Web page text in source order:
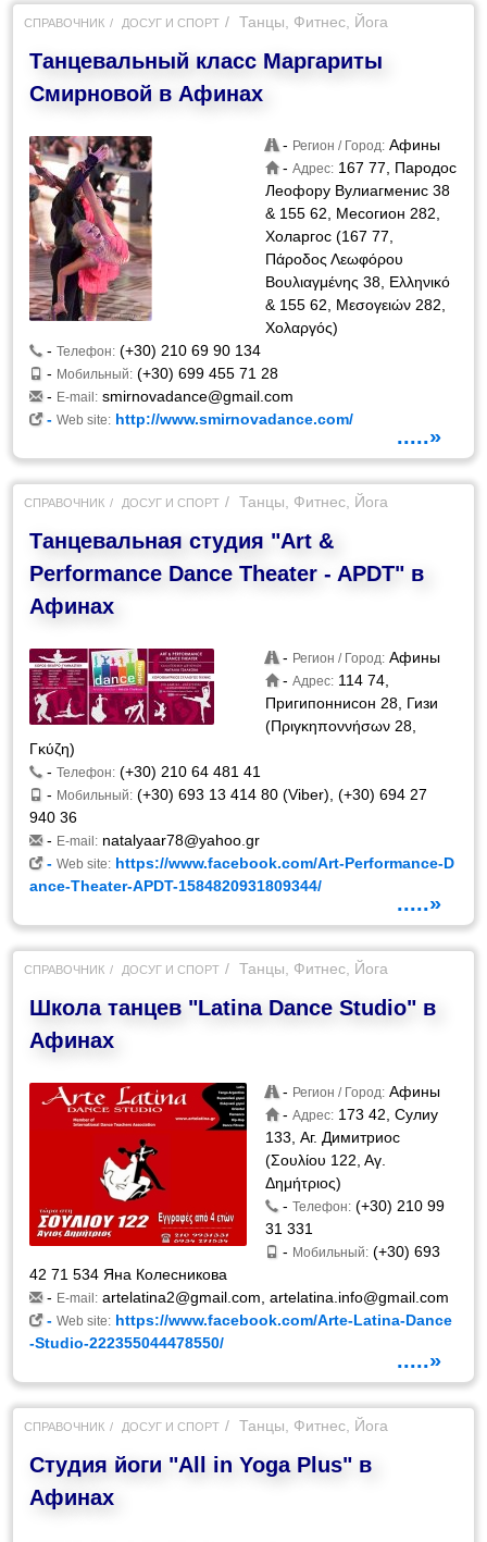
СПРАВОЧНИК ДОСУГ И СПОРТ Танцы, Фитнес, Йога
Танцевальный класс Маргариты
Смирновой в Афинах
- Регион / Город: Афины
-Адрес: 167 77, Пародос
Леофору Вулиагменис 38
& 155 62, Месогион 282,
Холаргос (167 77,
Πάροδος Λεωφόρου
Βουλιαγμένης 38, Ελληνικό
& 155 62, Μεσογειών 282,
Χολαργός)
-Телефон: (+30) 210 69 90 134
- Мобильный: (+30) 699 455 71 28
- E-mail: smirnovadance@gmail.com
-Web site: http://www.smirnovadance.com/
.....»
СПРАВОЧНИК ДОСУГ И СПОРТ Танцы, Фитнес, Йога
Танцевальная студия "Art &
Performance Dance Theater - APDT" в
Афинах
- Регион / Город: Афины
-Адрес: 114 74,
Пригипоннисон 28, Гизи
(Πριγκηποννήσων 28,
Γκύζη)
-Телефон: (+30) 210 64 481 41
- Мобильный: (+30) 693 13 414 80 (Viber), (+30) 694 27
940 36
- E-mail: natalyaar78@yahoo.gr
-Web site: https://www.facebook.com/Art-Performance-D
ance-Theater-APDT-1584820931809344/
.....»
СПРАВОЧНИК ДОСУГ И СПОРТ Танцы, Фитнес, Йога
Школа танцев "Latina Dance Studio" в
Афинах
- Регион / Город: Афины
-Адрес: 173 42, Сулиу
133, Аг. Димитриос
(Σουλίου 122, Αγ.
Δημήτριος)
-Телефон: (+30) 210 99
31 331
- Мобильный: (+30) 693
42 71 534 Яна Колесникова
- E-mail: artelatina2@gmail.com ,artelatina.info@gmail.com
-Web site: https://www.facebook.com/Arte-Latina-Dance
-Studio-222355044478550/
.....»
СПРАВОЧНИК ДОСУГ И СПОРТ Танцы, Фитнес, Йога
Студия йоги "All in Yoga Plus" в
Афинах